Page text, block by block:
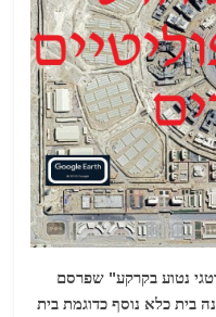
נטוע בקרקע" שפרסם
בית כלא נוסף כדוגמת בית